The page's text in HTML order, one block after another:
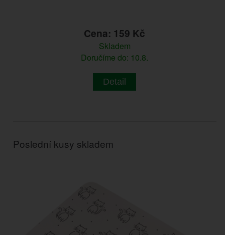
Cena: 159 Kč
Skladem
Doručíme do: 10.8.
Detail
Poslední kusy skladem